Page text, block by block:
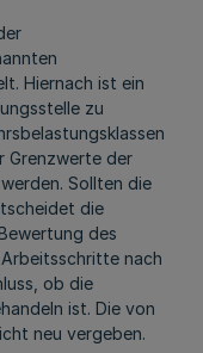
Hiernach ist ein
zu
Grenzwerte der
Sollten die
die
des
nach
ob die
ist. Die von
neu vergeben.